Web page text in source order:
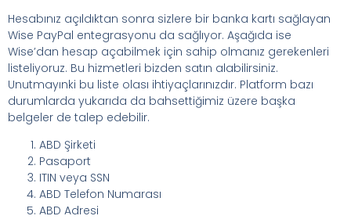
Hesabınız açıldıktan sonra sizlere bir banka kartı sağlayan
Wise PayPal entegrasyonu da sağlıyor. Aşağıda ise
Wise’dan hesap açabilmek için sahip olmanız gerekenleri
listeliyoruz. Bu hizmetleri bizden satın alabilirsiniz.
Unutmayınki bu liste olası ihtiyaçlarınızdır. Platform bazı
durumlarda yukarıda da bahsettiğimiz üzere başka
belgeler de talep edebilir.
ABD Şirketi
Pasaport
ITIN veya SSN
ABD Telefon Numarası
ABD Adresi